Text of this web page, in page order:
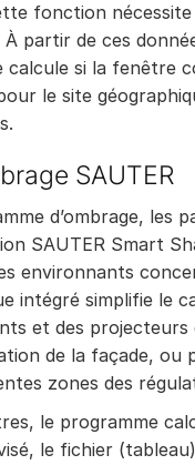
fonction
À partir de ces
calcule si la fenêtre
le site
SAUTER
d’ombrage, les
SAUTER Smart
environnants
intégré simplifie le
et des
de la façade,
zones des
le programme
le fichier